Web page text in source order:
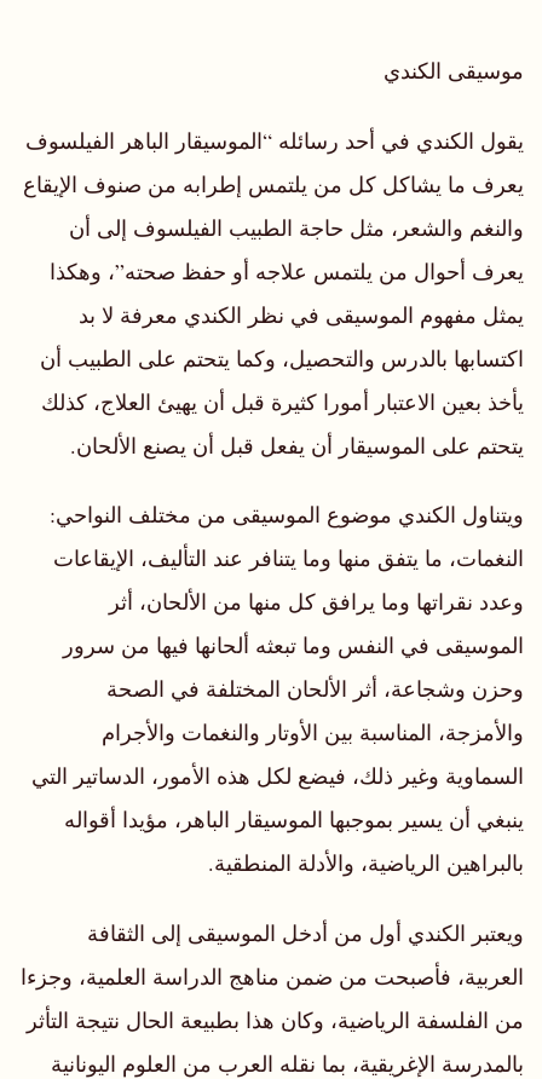
موسيقى الكندي
يقول الكندي في أحد رسائله “الموسيقار الباهر الفيلسوف
يعرف ما يشاكل كل من يلتمس إطرابه من صنوف الإيقاع
والنغم والشعر، مثل حاجة الطبيب الفيلسوف إلى أن
يعرف أحوال من يلتمس علاجه أو حفظ صحته”، وهكذا
يمثل مفهوم الموسيقى في نظر الكندي معرفة لا بد
اكتسابها بالدرس والتحصيل، وكما يتحتم على الطبيب أن
يأخذ بعين الاعتبار أمورا كثيرة قبل أن يهيئ العلاج، كذلك
يتحتم على الموسيقار أن يفعل قبل أن يصنع الألحان.
ويتناول الكندي موضوع الموسيقى من مختلف النواحي:
النغمات، ما يتفق منها وما يتنافر عند التأليف، الإيقاعات
وعدد نقراتها وما يرافق كل منها من الألحان، أثر
الموسيقى في النفس وما تبعثه ألحانها فيها من سرور
وحزن وشجاعة، أثر الألحان المختلفة في الصحة
والأمزجة، المناسبة بين الأوتار والنغمات والأجرام
السماوية وغير ذلك، فيضع لكل هذه الأمور، الدساتير التي
ينبغي أن يسير بموجبها الموسيقار الباهر، مؤيدا أقواله
بالبراهين الرياضية، والأدلة المنطقية.
ويعتبر الكندي أول من أدخل الموسيقى إلى الثقافة
العربية، فأصبحت من ضمن مناهج الدراسة العلمية، وجزءا
من الفلسفة الرياضية، وكان هذا بطبيعة الحال نتيجة التأثر
بالمدرسة الإغريقية، بما نقله العرب من العلوم اليونانية